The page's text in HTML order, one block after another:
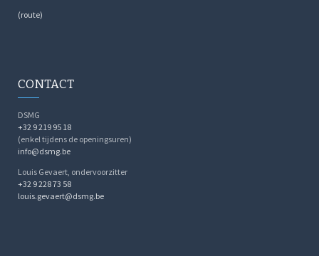
(route)
CONTACT
DSMG
+32 9 219 95 18
(enkel tijdens de openingsuren)
info@dsmg.be
Louis Gevaert, ondervoorzitter
+32 9 228 73 58
louis.gevaert@dsmg.be